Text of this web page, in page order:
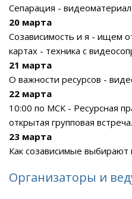
Сепарация - видеоматериал
20 марта
Созависимость и я - ищем
картах - техника с
21 марта
О важности ресурсов -
22 марта
10:00 по МСК - Ресурсная
открытая групповая
23 марта
Как созависимые выбирают
Организаторы и